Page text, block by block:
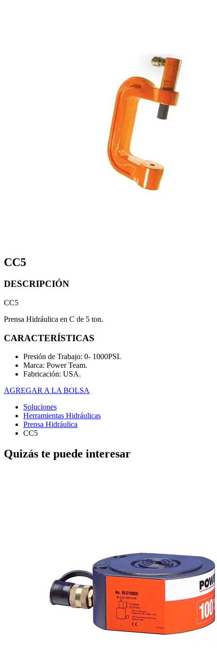
CC5
DESCRIPCIÓN
CC5
Prensa Hidráulica en C de 5 ton.
CARACTERÍSTICAS
Presión de Trabajo: 0- 1000PSI.
Marca: Power Team.
Fabricación: USA.
AGREGAR A LA BOLSA
Soluciones
Herramientas Hidráulicas
Prensa Hidráulica
CC5
Quizás te puede interesar